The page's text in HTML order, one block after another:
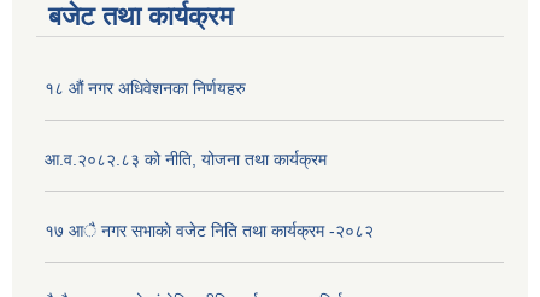
बजेट तथा कार्यक्रम
१८ औं नगर अधिवेशनका निर्णयहरु
आ.व.२०८२.८३ को नीति, योजना तथा कार्यक्रम
१७ आै नगर सभाकाे वजेट निति तथा कार्यक्रम -२०८२